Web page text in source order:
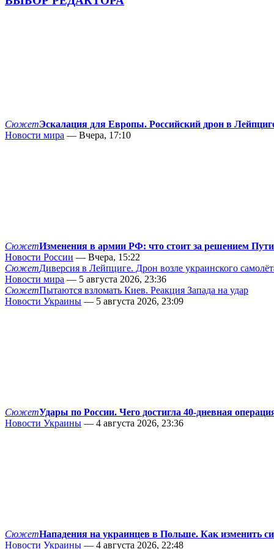
СюжетЭскалация для Европы. Российский дрон в
Новости мира — Вчера, 17:10
СюжетИзменения в армии РФ: что стоит за решением
Новости России — Вчера, 15:22
СюжетДиверсия в Лейпциге. Дрон возле украинского
Новости мира — 5 августа 2026, 23:36
СюжетПытаются взломать Киев. Реакция Запада на удар
Новости Украины — 5 августа 2026, 23:09
СюжетУдары по России. Чего достигла 40-дневная
Новости Украины — 4 августа 2026, 23:36
СюжетНападения на украинцев в Польше. Как изменить
Новости Украины — 4 августа 2026, 22:48